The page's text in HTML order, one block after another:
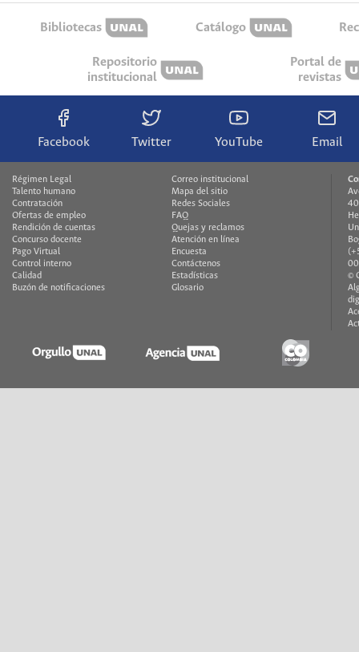
Bibliotecas Catálogo
Repositorio
institucional
Portal de
revistas
Facebook Twitter YouTube Email
Régimen Legal
Talento humano
Contratación
Ofertas de empleo
Rendición de cuentas
Concurso docente
Pago Virtual
Control interno
Calidad
Buzón de notificaciones
Correo institucional
Mapa del sitio
Redes Sociales
FAQ
Quejas y reclamos
Atención en línea
Encuesta
Contáctenos
Estadísticas
Glosario
©